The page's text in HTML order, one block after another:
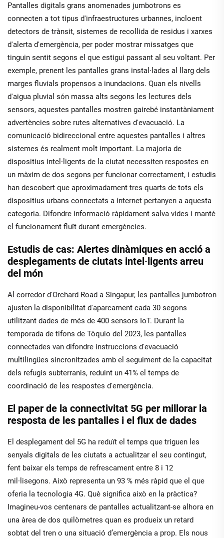
Pantalles digitals grans anomenades jumbotrons es
connecten a tot tipus d'infraestructures urbannes, incloent
detectors de trànsit, sistemes de recollida de residus i xarxes
d'alerta d'emergència, per poder mostrar missatges que
tinguin sentit segons el que estigui passant al seu voltant. Per
exemple, prenent les pantalles grans instal·lades al llarg dels
marges fluvials propensos a inundacions. Quan els nivells
d'aigua pluvial són massa alts segons les lectures dels
sensors, aquestes pantalles mostren gairebé instantàniament
advertències sobre rutes alternatives d'evacuació. La
comunicació bidireccional entre aquestes pantalles i altres
sistemes és realment molt important. La majoria de
dispositius intel·ligents de la ciutat necessiten respostes en
un màxim de dos segons per funcionar correctament, i estudis
han descobert que aproximadament tres quarts de tots els
dispositius urbans connectats a internet pertanyen a aquesta
categoria. Difondre informació ràpidament salva vides i manté
el funcionament fluït durant emergències.
Estudis de cas: Alertes dinàmiques en acció a
desplegaments de ciutats intel·ligents arreu
del món
Al corredor d'Orchard Road a Singapur, les pantalles jumbotron
ajusten la disponibilitat d'aparcament cada 30 segons
utilitzant dades de més de 400 sensors IoT. Durant la
temporada de tifons de Tòquio del 2023, les pantalles
connectades van difondre instruccions d'evacuació
multilingües sincronitzades amb el seguiment de la capacitat
dels refugis subterranis, reduint un 41% el temps de
coordinació de les respostes d'emergència.
El paper de la connectivitat 5G per millorar la
resposta de les pantalles i el flux de dades
El desplegament del 5G ha reduït el temps que triguen les
senyals digitals de les ciutats a actualitzar el seu contingut,
fent baixar els temps de refrescament entre 8 i 12
mil·lisegons. Això representa un 93 % més ràpid que el que
oferia la tecnologia 4G. Què significa això en la pràctica?
Imagineu-vos centenars de pantalles actualitzant-se alhora en
una àrea de dos quilòmetres quan es produeix un retard
sobtat del tren o una situació d’emergència a prop. Els nous